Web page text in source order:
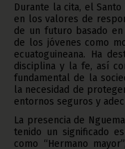
Durante la cita, el
en los valores de
de un futuro basado
de los jóvenes como
ecuatoguineana. Ha
disciplina y la fe, así
fundamental de la
la necesidad de
entornos seguros y
La presencia de
tenido un significado
como “Hermano